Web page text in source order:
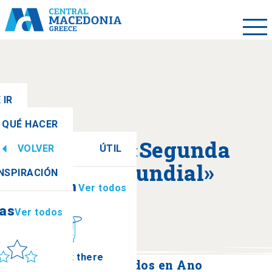
IR
QUÉ HACER
VOLVER ÚTIL
Ver todos
How to get there
Ver todos
Acerca de «Segunda
Guerra Mundial»
Monumento a los caídos en Ano